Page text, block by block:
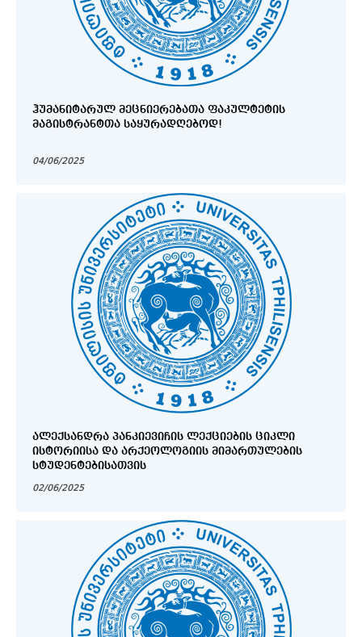
ᲰᲣᲛᲐᲜᲘᲢᲐᲠᲣᲚ ᲛᲔᲪᲜᲘᲔᲠᲔᲑᲐᲗᲐ ᲤᲐᲙᲣᲚᲢᲔᲢᲘᲡ
ᲛᲐᲒᲘᲡᲢᲠᲐᲜᲢᲗᲐ ᲡᲐᲧᲣᲠᲐᲓᲦᲔᲑᲝᲓ!
04/06/2025
ᲐᲚᲔᲥᲡᲐᲜᲓᲠᲐ ᲞᲐᲜᲙᲘᲔᲕᲘᲩᲘᲡ ᲚᲔᲥᲪᲘᲔᲑᲘᲡ ᲪᲘᲙᲚᲘ
ᲘᲡᲢᲝᲠᲘᲘᲡᲐ ᲓᲐ ᲐᲠᲥᲔᲝᲚᲝᲒᲘᲘᲡ ᲛᲘᲛᲐᲠᲗᲣᲚᲔᲑᲘᲡ
ᲡᲢᲣᲓᲔᲜᲢᲔᲑᲘᲡᲐᲗᲕᲘᲡ
02/06/2025